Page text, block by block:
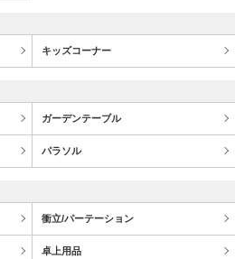
キッズコーナー
ガーデンテーブル
パラソル
衝立/パーテーション
卓上用品